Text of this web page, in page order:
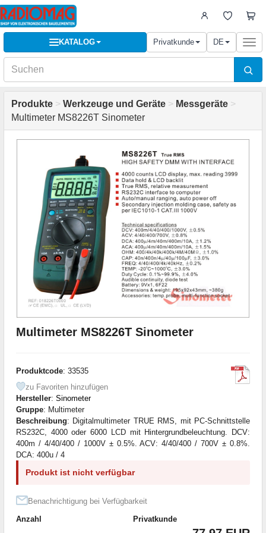
KATALOG Privatkunde DE
Produkte > Werkzeuge und Geräte > Messgeräte >
Multimeter MS8226T Sinometer
Multimeter MS8226T Sinometer
Produktcode: 33535
zu Favoriten hinzufügen
Hersteller: Sinometer
Gruppe: Multimeter
Beschreibung: Digitalmultimeter TRUE RMS, mit PC-Schnittstelle
RS232C, 4000 oder 6000 LCD mit Hintergrundbeleuchtung. DCV:
400m / 4/40/400 / 1000V ± 0.5%. ACV: 4/40/400 / 700V ± 0.8%.
DCA: 400u / 4
Produkt ist nicht verfügbar
Benachrichtigung bei Verfügbarkeit
Anzahl
Privatkunde